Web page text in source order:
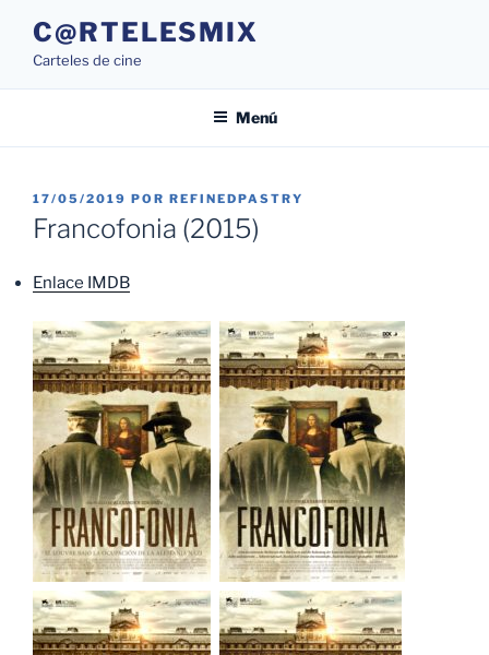
contenido
C@RTELESMIX
Carteles de cine
Menú
PUBLICADO
EL
17/05/2019 POR REFINEDPASTRY
Francofonia (2015)
Enlace IMDB